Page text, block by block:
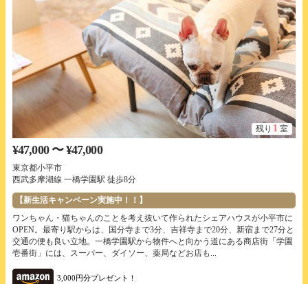
残り 1 室
¥47,000 〜 ¥47,000
東京都小平市
西武多摩湖線 一橋学園駅 徒歩8分
【新生活キャンペーン実施中！！】
ワンちゃん・猫ちゃんのことを考え抜いて作られたシェアハウスが小平市に
OPEN。最寄り駅からは、国分寺まで3分、吉祥寺まで20分、新宿まで27分と
交通の便も良い立地。一橋学園駅から物件へと向かう道にある商店街「学園
壱番街」には、スーパー、ダイソー、薬局などお店も...
3,000円分プレゼント！